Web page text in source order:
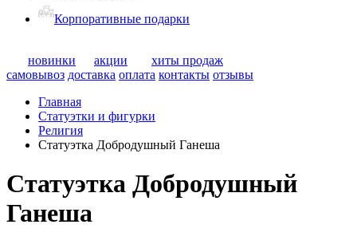
Корпоративные подарки
новинки акции
хиты продаж
самовывоз доставка оплата контакты отзывы
Главная
Статуэтки и фигурки
Религия
Статуэтка Добродушный Ганеша
Статуэтка Добродушный
Ганеша